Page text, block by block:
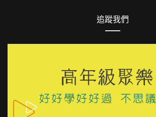
LINE
隱私權政策